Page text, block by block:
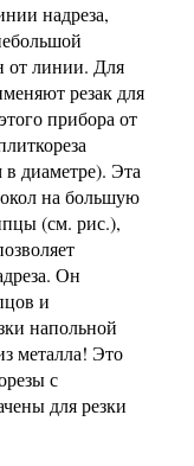
надреза,
от линии. Для
резак для
прибора от
диаметре). Эта
на большую
(см. рис.),
Он
и
напольной
металла! Это
с
для резки